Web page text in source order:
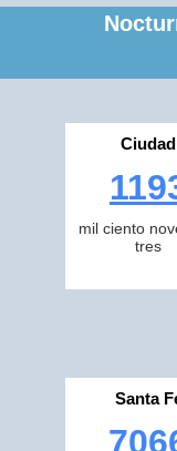
Ciudad
mil ciento
tres
Santa